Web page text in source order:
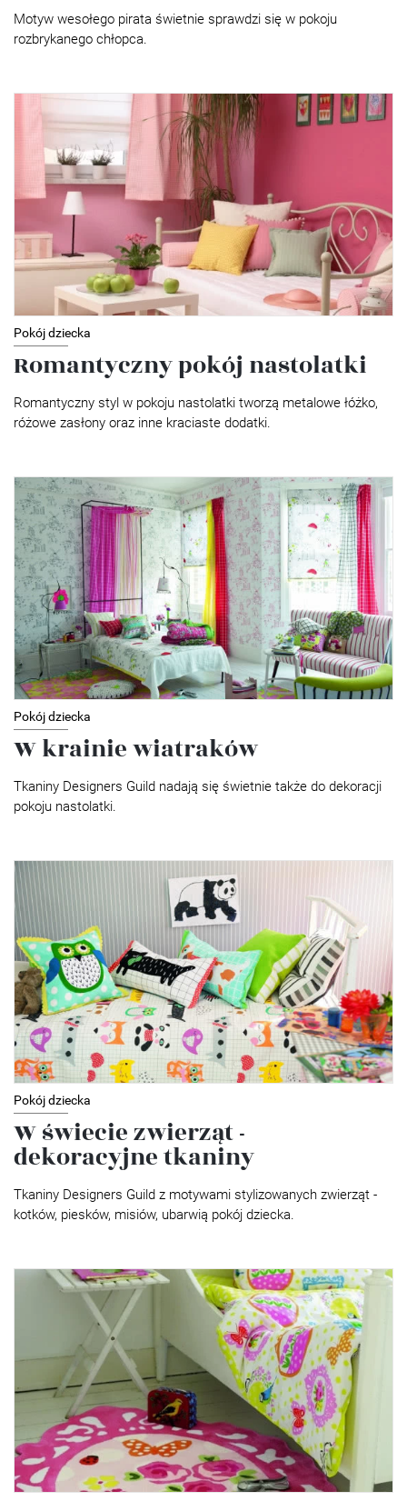
Motyw wesołego pirata świetnie sprawdzi się w pokoju
rozbrykanego chłopca.
Pokój dziecka
Romantyczny pokój nastolatki
Romantyczny styl w pokoju nastolatki tworzą metalowe łóżko,
różowe zasłony oraz inne kraciaste dodatki.
Pokój dziecka
W krainie wiatraków
Tkaniny Designers Guild nadają się świetnie także do dekoracji
pokoju nastolatki.
Pokój dziecka
W świecie zwierząt -
dekoracyjne tkaniny
Tkaniny Designers Guild z motywami stylizowanych zwierząt -
kotków, piesków, misiów, ubarwią pokój dziecka.